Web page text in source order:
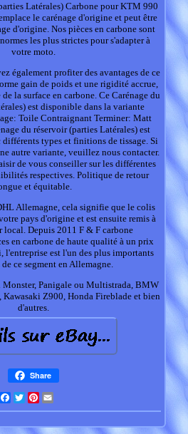
Latérales) Carbone pour KTM 990
le carénage d'origine et peut être
d'origine. Nos pièces en carbone sont
les plus strictes pour s'adapter à
votre moto.
également profiter des avantages de ce
gain de poids et une rigidité accrue,
la surface en carbone. Ce Carénage du
est disponible dans la variante
Toile Contraignant Terminer: Matt
du réservoir (parties Latérales) est
différents types et finitions de tissage. Si
autre variante, veuillez nous contacter.
de vous conseiller sur les différentes
respectives. Politique de retour
et équitable.
Allemagne, cela signifie que le colis
pays d'origine et est ensuite remis à
local. Depuis 2011 F & F carbone
en carbone de haute qualité à un prix
l'entreprise est l'un des plus importants
ce segment en Allemagne.
Monster, Panigale ou Multistrada, BMW
Z900, Honda Fireblade et bien
d'autres.
Share
Facebook
TwitterPinterest